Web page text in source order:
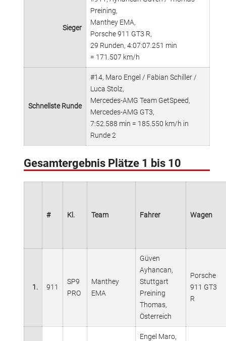
Sieger
Preining,
Manthey EMA,
Porsche 911 GT3 R,
29 Runden, 4:07:07.251 min
= 171.507 km/h
Schnellste Runde
#14, Maro Engel / Fabian Schiller /
Luca Stolz,
Mercedes-AMG Team GetSpeed,
Mercedes-AMG GT3,
7:52.588 min = 185.550 km/h in
Runde 2
Gesamtergebnis Plätze 1 bis 10
# Kl. Team Fahrer Wagen
1. 911
SP9
PRO
Manthey
EMA
Güven
Ayhancan,
Stuttgart
Preining
Thomas,
Österreich
Porsche
911 GT3
R
Engel Maro,